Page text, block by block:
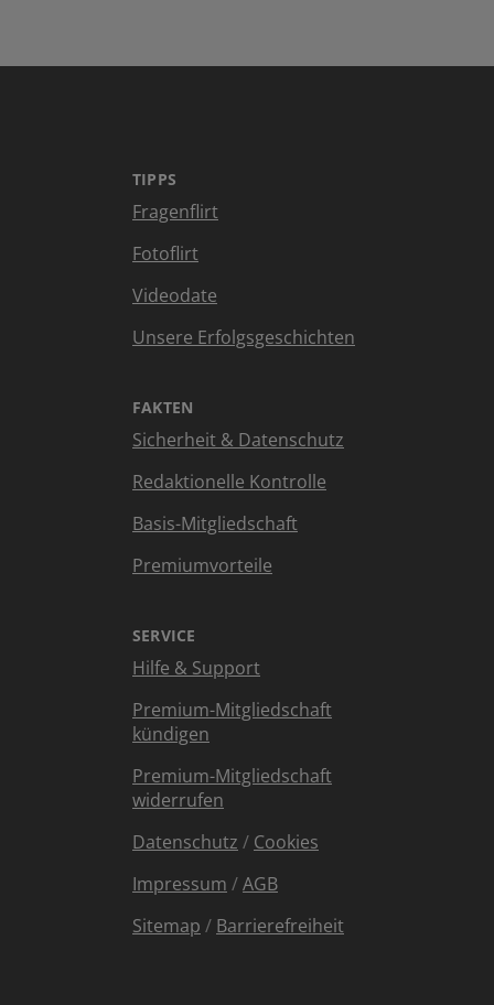
TIPPS
Fragenflirt
Fotoflirt
Videodate
Unsere Erfolgsgeschichten
FAKTEN
Sicherheit & Datenschutz
Redaktionelle Kontrolle
Basis-Mitgliedschaft
Premiumvorteile
SERVICE
Hilfe & Support
Premium-Mitgliedschaft
kündigen
Premium-Mitgliedschaft
widerrufen
Datenschutz / Cookies
Impressum /AGB
Sitemap / Barrierefreiheit